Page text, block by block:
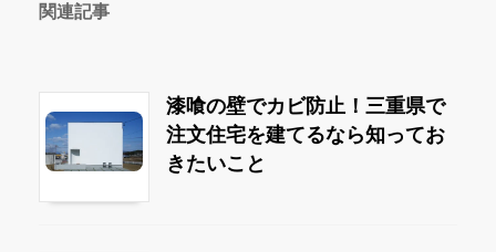
関連記事
漆喰の壁でカビ防止！三重県で
注文住宅を建てるなら知ってお
きたいこと